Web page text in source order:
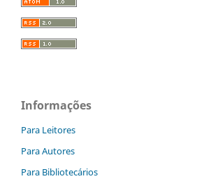
Informações
Para Leitores
Para Autores
Para Bibliotecários